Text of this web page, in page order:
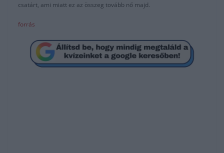
csatárt, ami miatt ez az összeg tovább nő majd.
forrás